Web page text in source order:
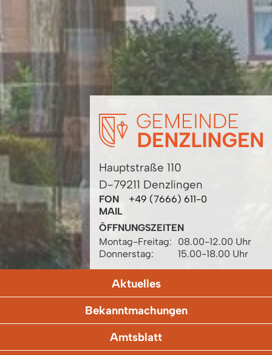
Hauptstraße 110
D-79211 Denzlingen
FON
+49 (7666) 611-0
MAIL
ÖFFNUNGSZEITEN
Montag-Freitag:
08.00-12.00 Uhr
Donnerstag:
15.00-18.00 Uhr
Aktuelles
Bekanntmachungen
Amtsblatt